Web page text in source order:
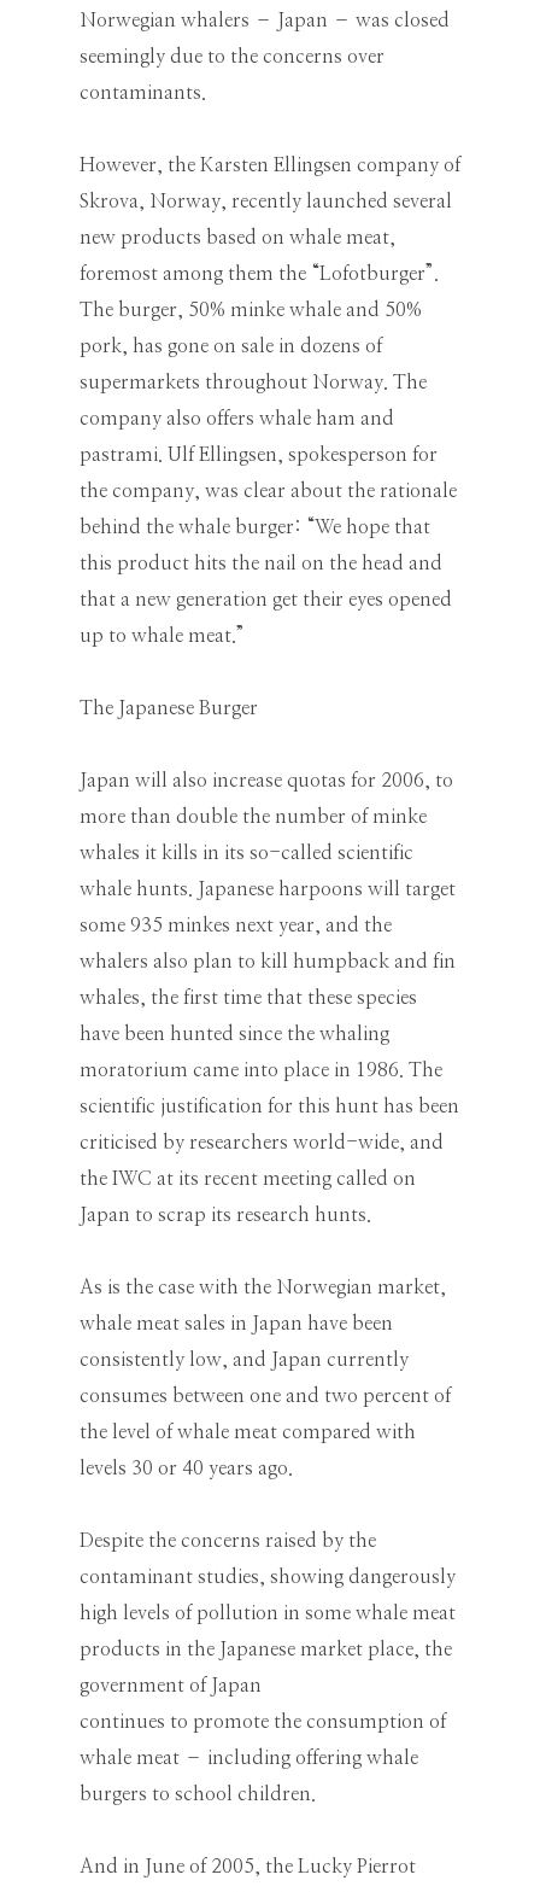
Norwegian whalers – Japan – was closed
seemingly due to the concerns over
contaminants.
However, the Karsten Ellingsen company of
Skrova, Norway, recently launched several
new products based on whale meat,
foremost among them the “Lofotburger”.
The burger, 50% minke whale and 50%
pork, has gone on sale in dozens of
supermarkets throughout Norway. The
company also offers whale ham and
pastrami. Ulf Ellingsen, spokesperson for
the company, was clear about the rationale
behind the whale burger: “We hope that
this product hits the nail on the head and
that a new generation get their eyes opened
up to whale meat.”
The Japanese Burger
Japan will also increase quotas for 2006, to
more than double the number of minke
whales it kills in its so-called scientific
whale hunts. Japanese harpoons will target
some 935 minkes next year, and the
whalers also plan to kill humpback and fin
whales, the first time that these species
have been hunted since the whaling
moratorium came into place in 1986. The
scientific justification for this hunt has been
criticised by researchers world-wide, and
the IWC at its recent meeting called on
Japan to scrap its research hunts.
As is the case with the Norwegian market,
whale meat sales in Japan have been
consistently low, and Japan currently
consumes between one and two percent of
the level of whale meat compared with
levels 30 or 40 years ago.
Despite the concerns raised by the
contaminant studies, showing dangerously
high levels of pollution in some whale meat
products in the Japanese market place, the
government of Japan
continues to promote the consumption of
whale meat – including offering whale
burgers to school children.
And in June of 2005, the Lucky Pierrot